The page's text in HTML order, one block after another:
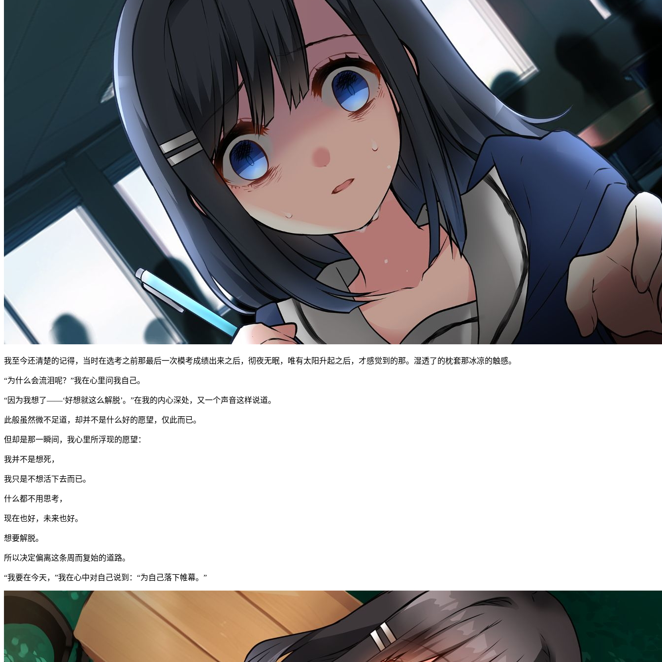
我至今还清楚的记得，当时在选考之前那最后一次模考成绩出来之后，彻夜无眠，唯有太阳升起之后，才感觉到的那。湿透了的枕套那冰凉的触感。
“为什么会流泪呢？”我在心里问我自己。
“因为我想了——‘好想就这么解脱’。”在我的内心深处，又一个声音这样说道。
此般虽然微不足道，却并不是什么好的愿望，仅此而已。
但却是那一瞬间，我心里所浮现的愿望：
我并不是想死，
我只是不想活下去而已。
什么都不用思考，
现在也好，未来也好。
想要解脱。
所以决定偏离这条周而复始的道路。
“我要在今天，”我在心中对自己说到：“为自己落下帷幕。”